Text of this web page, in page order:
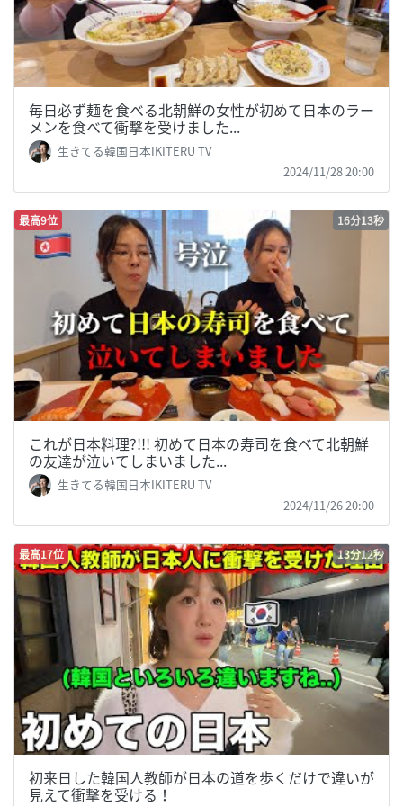
毎日必ず麺を食べる北朝鮮の女性が初めて日本のラー
メンを食べて衝撃を受けました...
生きてる韓国日本IKITERU TV
2024/11/28 20:00
最高9位 16分13秒
これが日本料理?!!! 初めて日本の寿司を食べて北朝鮮
の友達が泣いてしまいました...
生きてる韓国日本IKITERU TV
2024/11/26 20:00
最高17位 13分12秒
初来日した韓国人教師が日本の道を歩くだけで違いが
見えて衝撃を受ける！